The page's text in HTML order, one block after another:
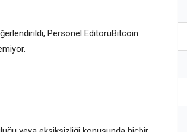
Personel EditörüBitcoin